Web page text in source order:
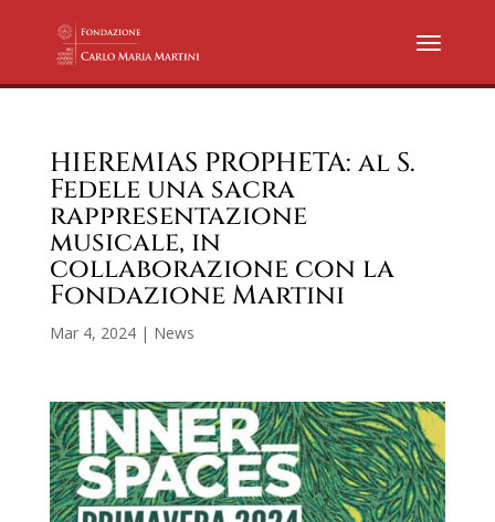
HIEREMIAS PROPHETA: al S.
Fedele una sacra
rappresentazione
musicale, in
collaborazione con la
Fondazione Martini
Mar 4, 2024| News